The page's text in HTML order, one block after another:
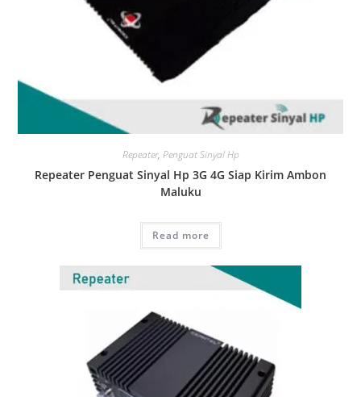
Repeater, Penguat Sinyal Hp
Repeater Penguat Sinyal Hp 3G 4G Siap Kirim Ambon
Maluku
Read more